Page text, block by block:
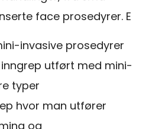
face prosedyrer. E
invasive prosedyrer
utført med mini-
typer
hvor man utfører
og